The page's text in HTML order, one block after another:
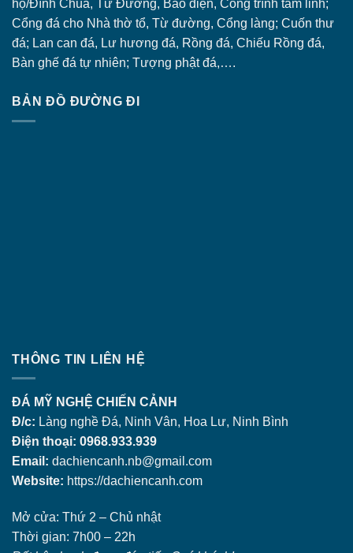
họ/Đình Chùa, Từ Đường, Bảo điện, Công trình tâm linh;
Cổng đá cho Nhà thờ tổ, Từ đường, Cổng làng; Cuốn thư
đá; Lan can đá, Lư hương đá, Rồng đá, Chiếu Rồng đá,
Bàn ghế đá tự nhiên; Tượng phật đá,….
BẢN ĐỒ ĐƯỜNG ĐI
THÔNG TIN LIÊN HỆ
ĐÁ MỸ NGHỆ CHIẾN CẢNH
Đ/c: Làng nghề Đá, Ninh Vân, Hoa Lư, Ninh Bình
Điện thoại: 0968.933.939
Email: dachiencanh.nb@gmail.com
Website: https://dachiencanh.com
Mở cửa: Thứ 2 – Chủ nhật
Thời gian: 7h00 – 22h